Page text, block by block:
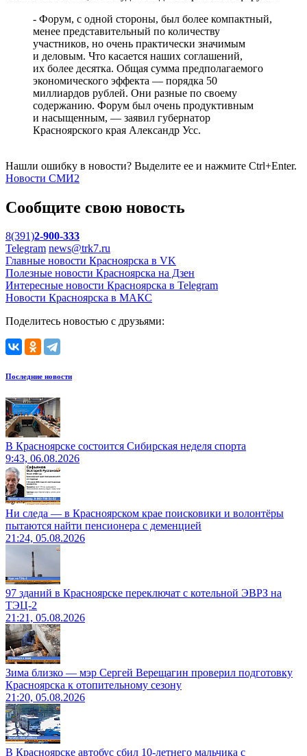
- Форум, с одной стороны, был более компактный,
менее представительный по количеству
участников, но очень практически значимым
и деловым. Что касается наших соглашений,
их более десятка. Общая сумма предполагаемого
экономического эффекта — порядка 50
миллиардов рублей. Они разные по своему
содержанию. Форум был очень продуктивным
и насыщенным, — заявил губернатор
Красноярского края Александр Усс.
Нашли ошибку в новости? Выделите ее и нажмите Ctrl+Enter.
Новости СМИ2
Сообщите свою новость
8(391)2-900-333
Telegram news@trk7.ru
Главные новости Красноярска в VK
Полезные новости Красноярска на Дзен
Интересные новости Красноярска в Telegram
Новости Красноярска в МАКС
Поделитесь новостью с друзьями:
Последние новости
В Красноярске состоится Сибирская неделя спорта
9:43, 06.08.2026
Ни следа — в Красноярском крае поисковики и волонтёры
пытаются найти пенсионера с деменцией
21:24, 05.08.2026
97 зданий в Красноярске переключат с котельной ЭВРЗ на
ТЭЦ-2
21:21, 05.08.2026
Зима близко — мэр Сергей Верещагин проверил подготовку
Красноярска к отопительному сезону
21:20, 05.08.2026
В Красноярске автобус сбил 10-летнего мальчика с